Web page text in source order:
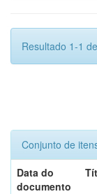
Resultado 1-1
Conjunto de
Data do
documento